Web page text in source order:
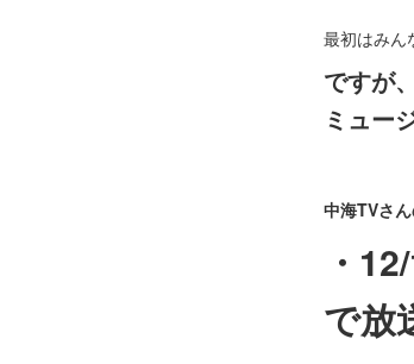
最初はみん
ですが
ミュー
中海TVさん
・
で放